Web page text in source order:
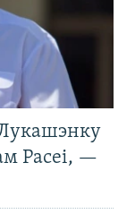
Расеі, —